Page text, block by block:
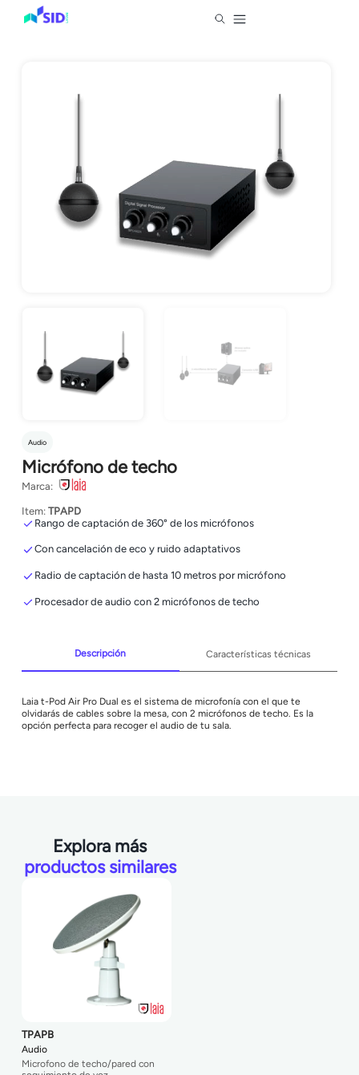
Audio
Micrófono de techo
Marca:
Item: TPAPD
Rango de captación de 360° de los micrófonos
Con cancelación de eco y ruido adaptativos
Radio de captación de hasta 10 metros por micrófono
Procesador de audio con 2 micrófonos de techo
Descripción Características técnicas
Laia t-Pod Air Pro Dual es el sistema de microfonía con el que te
olvidarás de cables sobre la mesa, con 2 micrófonos de techo. Es la
opción perfecta para recoger el audio de tu sala.
Explora más
productos similares
TPAPB
Audio
Microfono de techo/pared con